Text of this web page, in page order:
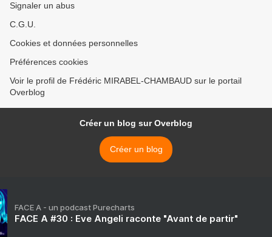
Signaler un abus
C.G.U.
Cookies et données personnelles
Préférences cookies
Voir le profil de Frédéric MIRABEL-CHAMBAUD sur le portail
Overblog
Créer un blog sur Overblog
Créer un blog
FACE A - un podcast Purecharts
FACE A #30 : Eve Angeli raconte "Avant de partir"